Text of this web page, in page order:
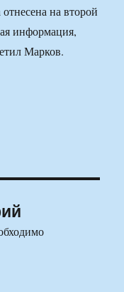
на второй
информация,
Марков.